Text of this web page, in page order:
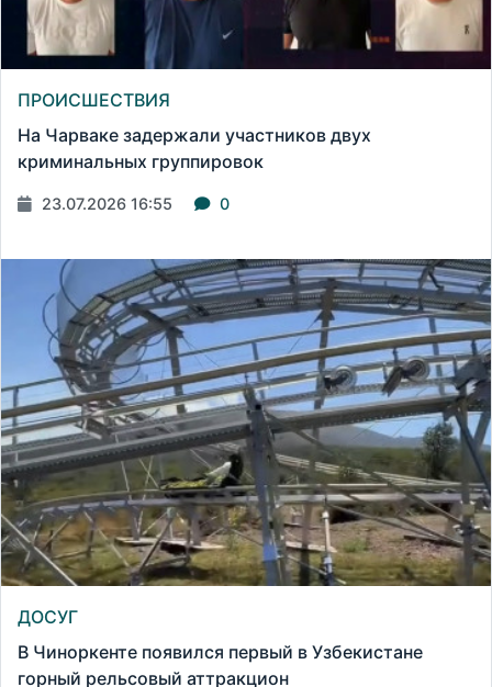
ПРОИСШЕСТВИЯ
На Чарваке задержали участников двух
криминальных группировок
23.07.2026 16:55 0
ДОСУГ
В Чиноркенте появился первый в Узбекистане
горный рельсовый аттракцион